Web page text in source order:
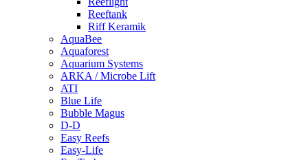
Reeftank
Riff Keramik
AquaBee
Aquaforest
Aquarium Systems
ARKA / Microbe Lift
ATI
Blue Life
Bubble Magus
D-D
Easy Reefs
Easy-Life